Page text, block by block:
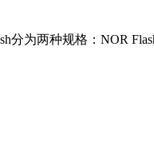
分为两种规格：NOR